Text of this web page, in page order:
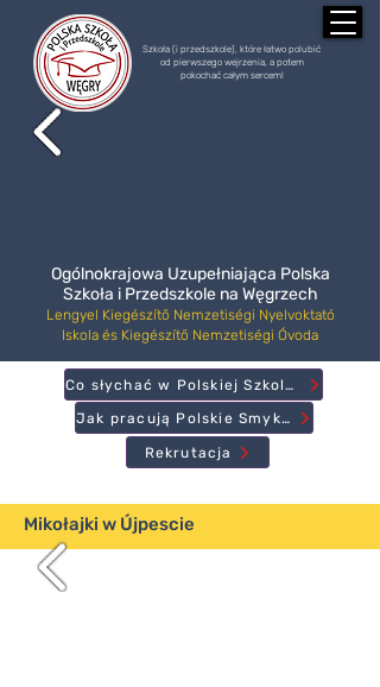
Szkoła (i przedszkole), które łatwo polubić
od pierwszego wejrzenia, a potem
pokochać całym sercem!
Ogólnokrajowa Uzupełniająca Polska
Szkoła i Przedszkole na Węgrzech
Lengyel Kiegészítő Nemzetiségi Nyelvoktató
Iskola és Kiegészítő Nemzetiségi Óvoda
Rekrutacja
Jak pracują Polskie Smyki?
Co słychać w Polskiej Szkole?
Mikołajki w Újpescie